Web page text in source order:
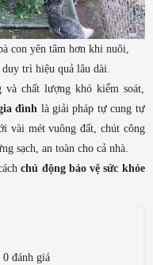
con yên tâm hơn khi nuôi,
trì hiệu quả lâu dài.
chất lượng khó kiểm soát,
đình là giải pháp tự cung tự
vài mét vuông đất, chút công
sạch, an toàn cho cả nhà.
chủ động bảo vệ sức khỏe
0 đánh giá